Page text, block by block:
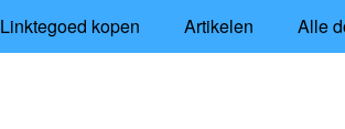
Linktegoed kopen Artikelen Alle